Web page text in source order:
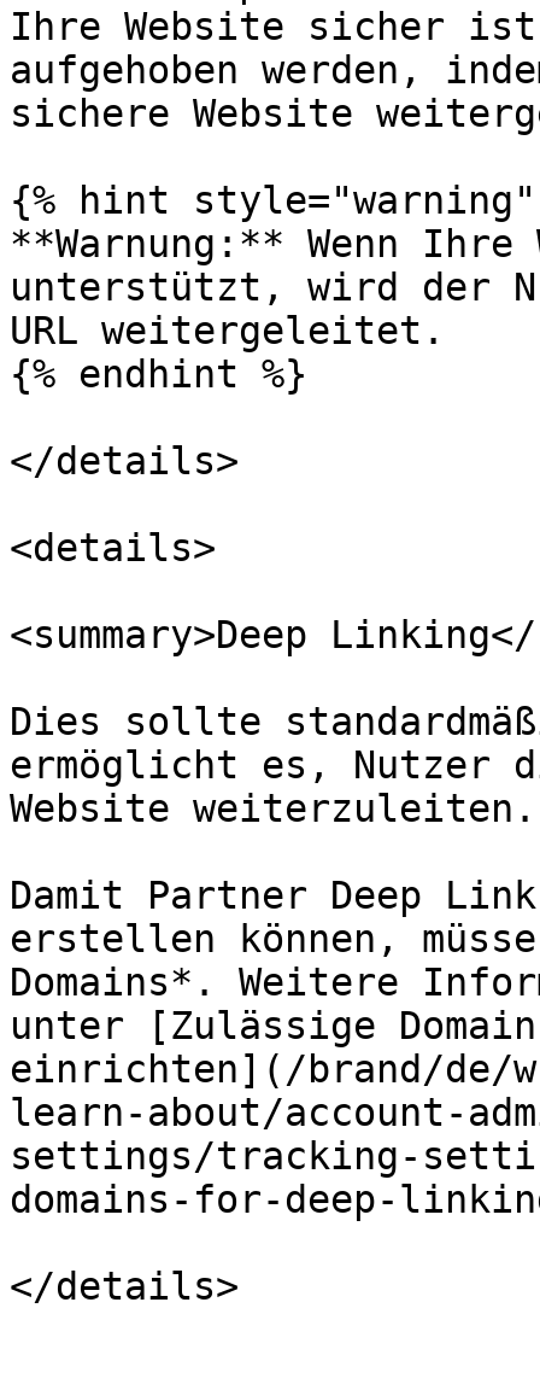
Ihre Website sicher
aufgehoben werden,
sichere Website
{% hint style="warning"
**Warnung:** Wenn Ihre
unterstützt, wird der
URL weitergeleitet.
{% endhint %}
</details>
<details>
<summary>Deep Linking</
Dies sollte
ermöglicht es, Nutzer
Website weiterzuleiten.
Damit Partner Deep
erstellen können,
Domains*. Weitere
unter [Zulässige
einrichten](/brand/de/
learn-about/account-
settings/tracking-
domains-for-deep-
</details>